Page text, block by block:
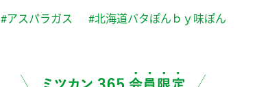
#アスパラガス #北海道バタぽんｂｙ味ぽん